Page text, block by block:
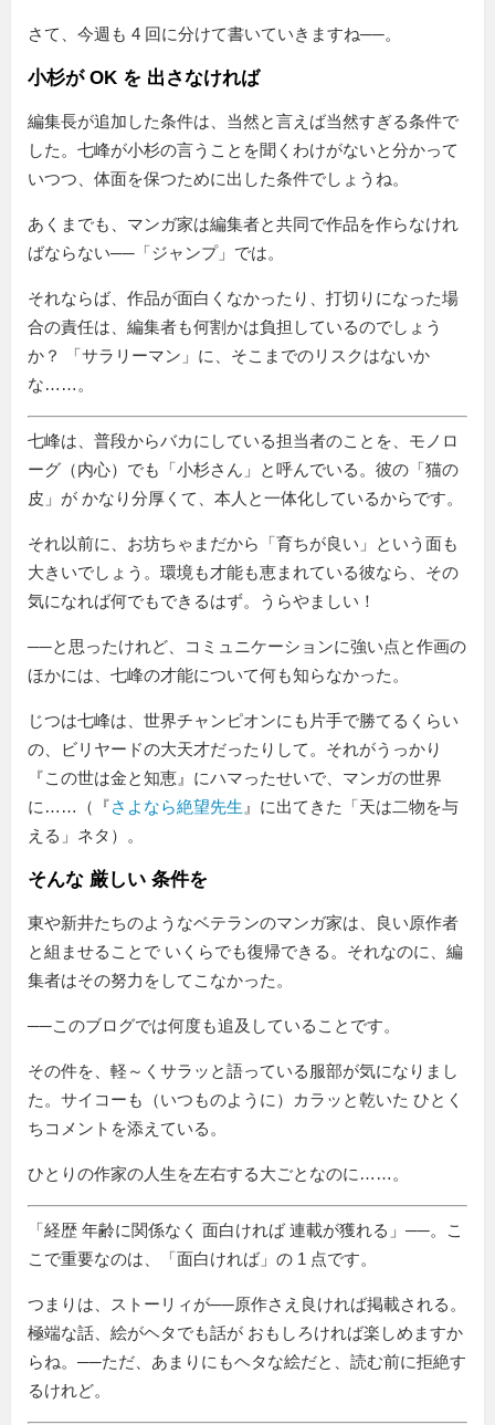
さて、今週も 4 回に分けて書いていきますね──。
小杉が OK を 出さなければ
編集長が追加した条件は、当然と言えば当然すぎる条件で
した。七峰が小杉の言うことを聞くわけがないと分かって
いつつ、体面を保つために出した条件でしょうね。
あくまでも、マンガ家は編集者と共同で作品を作らなけれ
ばならない──「ジャンプ」では。
それならば、作品が面白くなかったり、打切りになった場
合の責任は、編集者も何割かは負担しているのでしょう
か？ 「サラリーマン」に、そこまでのリスクはないか
な……。
七峰は、普段からバカにしている担当者のことを、モノロ
ーグ（内心）でも
小杉さん
と呼んでいる。彼の「猫の
皮」が かなり分厚くて、本人と一体化しているからです。
それ以前に、お坊ちゃまだから「育ちが良い」という面も
大きいでしょう。環境も才能も恵まれている彼なら、その
気になれば何でもできるはず。うらやましい！
──と思ったけれど、コミュニケーションに強い点と作画の
ほかには、七峰の才能について何も知らなかった。
じつは七峰は、世界チャンピオンにも片手で勝てるくらい
の、ビリヤードの大天才だったりして。それがうっかり
『この世は金と知恵』にハマったせいで、マンガの世界
に……（『さよなら絶望先生 』に出てきた「天は二物を与
える」ネタ）。
そんな 厳しい 条件を
東や新井たちのようなベテランのマンガ家は、良い原作者
と組ませることで いくらでも復帰できる。それなのに、編
集者はその努力をしてこなかった。
──このブログでは何度も追及していることです。
その件を、軽～くサラッと語っている服部が気になりまし
た。サイコーも（いつものように）カラッと乾いた ひとく
ちコメントを添えている。
ひとりの作家の人生を左右する大ごとなのに……。
経歴 年齢に関係なく 面白ければ 連載が獲れる
──。こ
こで重要なのは、「面白ければ」の 1 点です。
つまりは、ストーリィが──原作さえ良ければ掲載される。
極端な話、絵がヘタでも話が おもしろければ楽しめますか
らね。──ただ、あまりにもヘタな絵だと、読む前に拒絶す
るけれど。